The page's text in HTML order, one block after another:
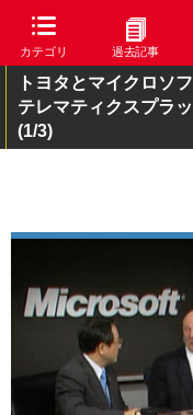
カテゴリ 過去記事
トヨタとマイクロソ
テレマティクスプラ
(1/3)